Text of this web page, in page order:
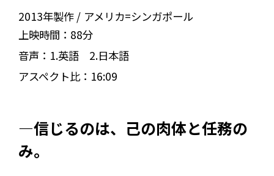
2013年製作
アメリカ=シンガポール
上映時間： 88分
音声： 1.英語 2.日本語
アスペクト比： 16:09
―信じるのは、己の肉体と任務の
み。